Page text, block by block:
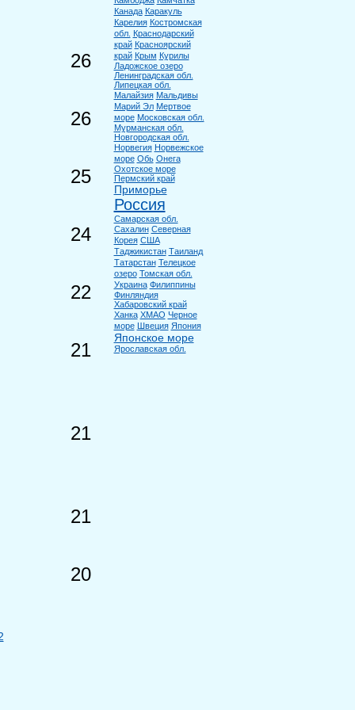
26
26
25
24
22
21
21
21
20
Канада Каракуль
Карелия Костромская
обл. Краснодарский
край Красноярский
край Крым Курилы
Ладожское озеро
Ленинградская обл.
Липецкая обл.
Малайзия Мальдивы
Марий Эл Мертвое
море Московская обл.
Мурманская обл.
Новгородская обл.
Норвегия Норвежское
море Обь Онега
Охотское море
Пермский край
Приморье
Россия
Самарская обл.
Сахалин Северная
Корея США
Таджикистан Таиланд
Татарстан Телецкое
озеро Томская обл.
Украина Филиппины
Финляндия
Хабаровский край
Ханка ХМАО Черное
море Швеция Япония
Японское море
Ярославская обл.